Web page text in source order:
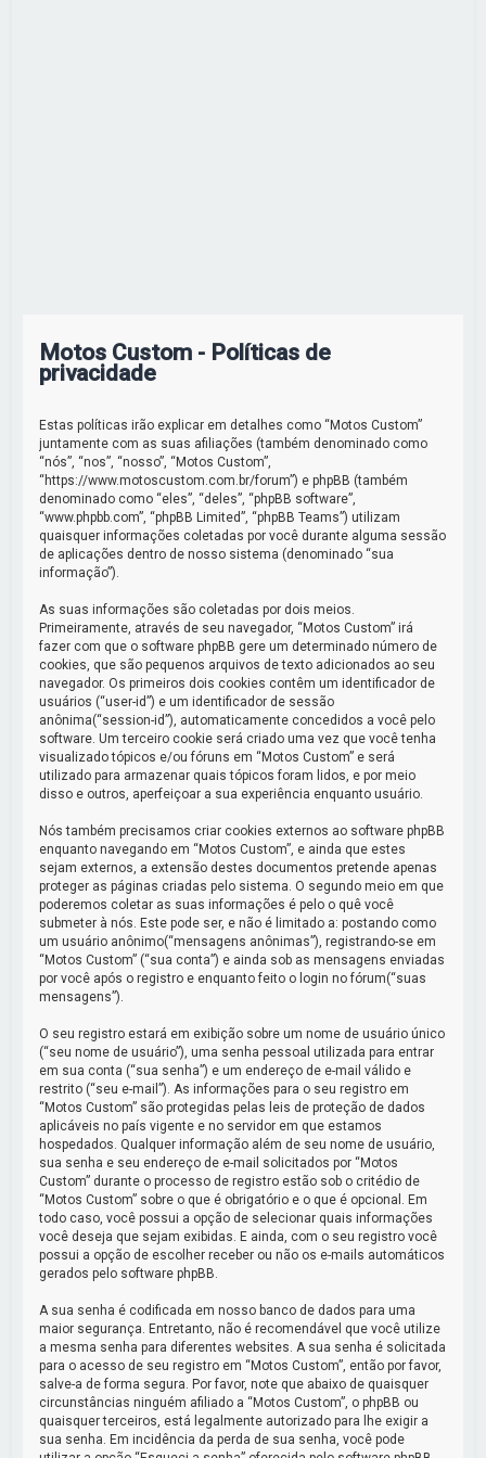
Motos Custom - Políticas de
privacidade
Estas políticas irão explicar em detalhes como “Motos Custom”
juntamente com as suas afiliações (também denominado como
“nós”, “nos”, “nosso”, “Motos Custom”,
“https://www.motoscustom.com.br/forum”) e phpBB (também
denominado como “eles”, “deles”, “phpBB software”,
“www.phpbb.com”, “phpBB Limited”, “phpBB Teams”) utilizam
quaisquer informações coletadas por você durante alguma sessão
de aplicações dentro de nosso sistema (denominado “sua
informação”).
As suas informações são coletadas por dois meios.
Primeiramente, através de seu navegador, “Motos Custom” irá
fazer com que o software phpBB gere um determinado número de
cookies, que são pequenos arquivos de texto adicionados ao seu
navegador. Os primeiros dois cookies contêm um identificador de
usuários (“user-id”) e um identificador de sessão
anônima(“session-id”), automaticamente concedidos a você pelo
software. Um terceiro cookie será criado uma vez que você tenha
visualizado tópicos e/ou fóruns em “Motos Custom” e será
utilizado para armazenar quais tópicos foram lidos, e por meio
disso e outros, aperfeiçoar a sua experiência enquanto usuário.
Nós também precisamos criar cookies externos ao software phpBB
enquanto navegando em “Motos Custom”, e ainda que estes
sejam externos, a extensão destes documentos pretende apenas
proteger as páginas criadas pelo sistema. O segundo meio em que
poderemos coletar as suas informações é pelo o quê você
submeter à nós. Este pode ser, e não é limitado a: postando como
um usuário anônimo(“mensagens anônimas”), registrando-se em
“Motos Custom” (“sua conta”) e ainda sob as mensagens enviadas
por você após o registro e enquanto feito o login no fórum(“suas
mensagens”).
O seu registro estará em exibição sobre um nome de usuário único
(“seu nome de usuário”), uma senha pessoal utilizada para entrar
em sua conta (“sua senha”) e um endereço de e-mail válido e
restrito (“seu e-mail”). As informações para o seu registro em
“Motos Custom” são protegidas pelas leis de proteção de dados
aplicáveis no país vigente e no servidor em que estamos
hospedados. Qualquer informação além de seu nome de usuário,
sua senha e seu endereço de e-mail solicitados por “Motos
Custom” durante o processo de registro estão sob o critédio de
“Motos Custom” sobre o que é obrigatório e o que é opcional. Em
todo caso, você possui a opção de selecionar quais informações
você deseja que sejam exibidas. E ainda, com o seu registro você
possui a opção de escolher receber ou não os e-mails automáticos
gerados pelo software phpBB.
A sua senha é codificada em nosso banco de dados para uma
maior segurança. Entretanto, não é recomendável que você utilize
a mesma senha para diferentes websites. A sua senha é solicitada
para o acesso de seu registro em “Motos Custom”, então por favor,
salve-a de forma segura. Por favor, note que abaixo de quaisquer
circunstâncias ninguém afiliado a “Motos Custom”, o phpBB ou
quaisquer terceiros, está legalmente autorizado para lhe exigir a
sua senha. Em incidência da perda de sua senha, você pode